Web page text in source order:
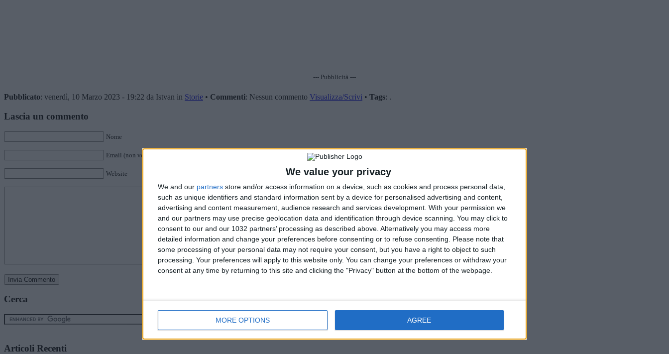
We value your privacy
We and our partners store and/or access information on a device, such as cookies and process personal data,
such as unique identifiers and standard information sent by a device for personalised advertising and content,
advertising and content measurement, audience research and services development. With your permission we
and our partners may use precise geolocation data and identification through device scanning. You may click to
consent to our and our 1032 partners’ processing as described above. Alternatively you may access more
detailed information and change your preferences before consenting or to refuse consenting.
Please note that
some processing of your personal data may not require your consent, but you have a right to object to such
processing. Your preferences will apply to this website only. You can change your preferences or withdraw your
consent at any time by returning to this site and clicking the "Privacy" button at the bottom of the webpage.
MORE OPTIONS AGREE
--- Pubblicità ---
Pubblicato: venerdì, 10 Marzo 2023 - 19:22 da Istvan in Storie • Commenti: Nessun commento Visualizza/Scrivi • Tags: .
Lascia un commento
Nome
Email (non verrà pubblicata)
Website
Cerca
Articoli Recenti